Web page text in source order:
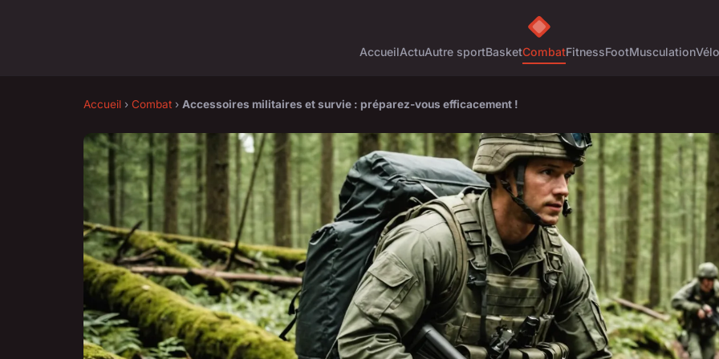
AccueilActuAutre sportBasketCombatFitnessFootMusculationVélo
Accueil › Combat › Accessoires militaires et survie : préparez-vous efficacement !